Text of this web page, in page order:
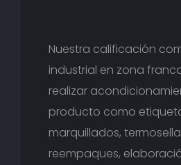
Nuestra calificación
industrial en zona
realizar
producto como
marquillados,
reempaques,